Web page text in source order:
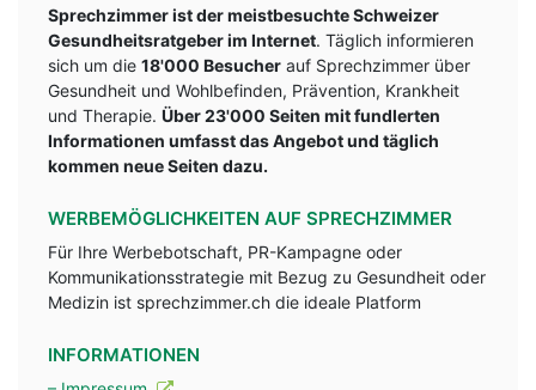
Sprechzimmer ist der meistbesuchte Schweizer
Gesundheitsratgeber im Internet. Täglich informieren
sich um die 18'000 Besucher auf Sprechzimmer über
Gesundheit und Wohlbefinden, Prävention, Krankheit
und Therapie. Über 23'000 Seiten mit fundlerten
Informationen umfasst das Angebot und täglich
kommen neue Seiten dazu.
WERBEMÖGLICHKEITEN AUF SPRECHZIMMER
Für Ihre Werbebotschaft, PR-Kampagne oder
Kommunikationsstrategie mit Bezug zu Gesundheit oder
Medizin ist sprechzimmer.ch die ideale Platform
INFORMATIONEN